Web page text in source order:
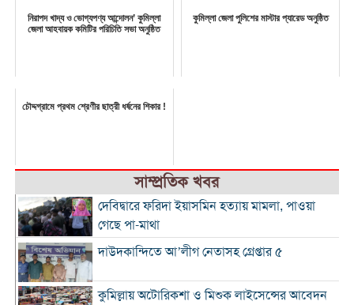
নিরাপদ খাদ্য ও ভোগ্যপণ্য আন্দোলন’ কুমিল্লা
জেলা আহবায়ক কমিটির পরিচিতি সভা অনুষ্ঠিত
কুমিল্লা জেলা পুলিশের মাস্টার প্যারেড অনুষ্ঠিত
চৌদ্দগ্রামে প্রথম শ্রেণীর ছাত্রী ধর্ষনের শিকার !
সাম্প্রতিক খবর
দেবিদ্বারে ফরিদা ইয়াসমিন হত্যায় মামলা, পাওয়া
গেছে পা-মাথা
দাউদকান্দিতে আ’লীগ নেতাসহ গ্রেপ্তার ৫
কুমিল্লায় অটোরিকশা ও মিশুক লাইসেন্সের আবেদন